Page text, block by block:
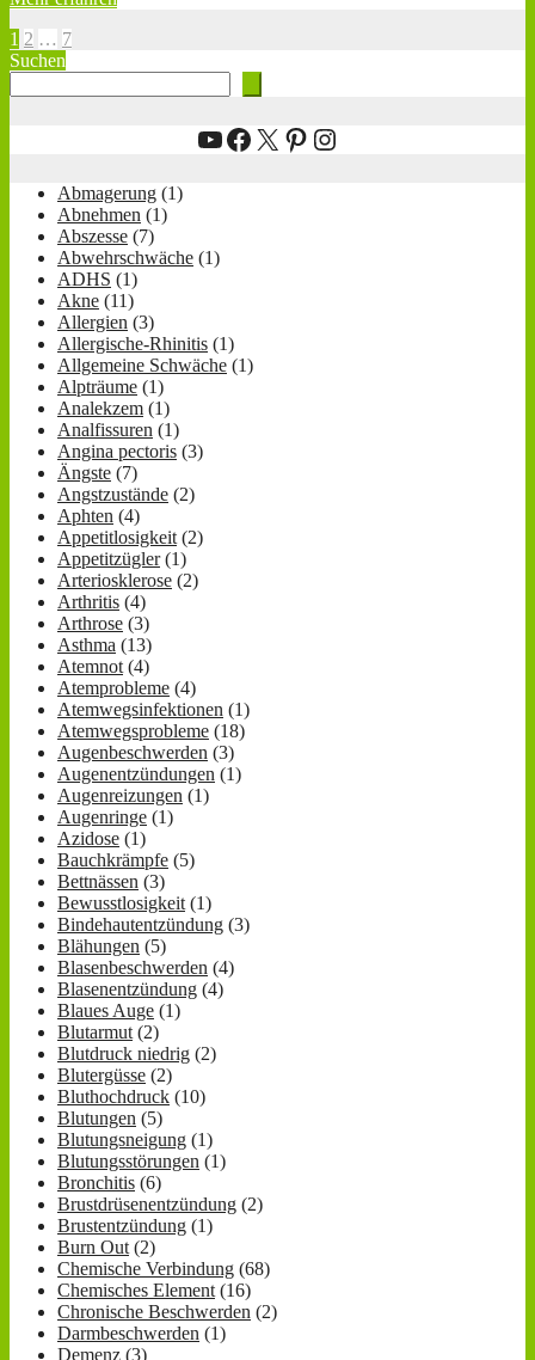
Seitennummerierung
der
1 2 … 7
Suchen
YouTube
Facebook
X Pinterest
Instagram
Abmagerung (1)
Abnehmen (1)
Abszesse (7)
Abwehrschwäche (1)
ADHS (1)
Akne (11)
Allergien (3)
Allergische-Rhinitis (1)
Allgemeine Schwäche (1)
Alpträume (1)
Analekzem (1)
Analfissuren (1)
Angina pectoris (3)
Ängste (7)
Angstzustände (2)
Aphten (4)
Appetitlosigkeit (2)
Appetitzügler(1)
Arteriosklerose (2)
Arthritis (4)
Arthrose (3)
Asthma (13)
Atemnot (4)
Atemprobleme (4)
Atemwegsinfektionen (1)
Atemwegsprobleme (18)
Augenbeschwerden (3)
Augenentzündungen (1)
Augenreizungen (1)
Augenringe (1)
Azidose (1)
Bauchkrämpfe (5)
Bettnässen (3)
Bewusstlosigkeit (1)
Bindehautentzündung (3)
Blähungen (5)
Blasenbeschwerden (4)
Blasenentzündung (4)
Blaues Auge (1)
Blutarmut (2)
Blutdruck niedrig (2)
Blutergüsse (2)
Bluthochdruck (10)
Blutungen (5)
Blutungsneigung (1)
Blutungsstörungen (1)
Bronchitis (6)
Brustdrüsenentzündung (2)
Brustentzündung (1)
Burn Out (2)
Chemische Verbindung (68)
Chemisches Element (16)
Chronische Beschwerden (2)
Darmbeschwerden (1)
Demenz (3)